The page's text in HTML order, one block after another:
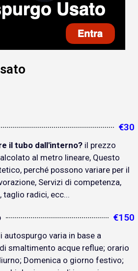
€30
il tubo dall'interno? il prezzo
al metro lineare, Questo
perché possono variare per il
Servizi di competenza,
radici, ecc...
€150
varia in base a
smaltimento acque reflue; orario
Domenica o giorno festivo;